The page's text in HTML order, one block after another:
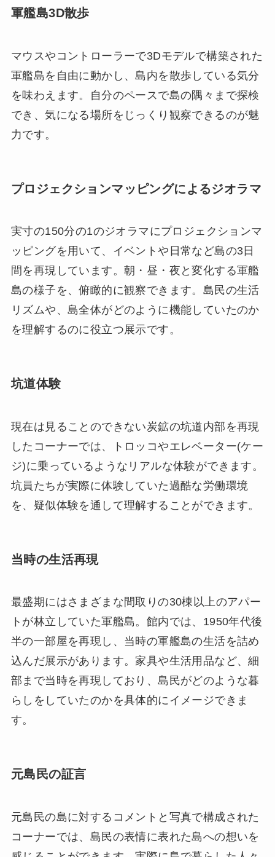
軍艦島3D散歩
マウスやコントローラーで3Dモデルで構築された
軍艦島を自由に動かし、島内を散歩している気分
を味わえます。自分のペースで島の隅々まで探検
でき、気になる場所をじっくり観察できるのが魅
力です。
プロジェクションマッピングによるジオラマ
実寸の150分の1のジオラマにプロジェクションマ
ッピングを用いて、イベントや日常など島の3日
間を再現しています。朝・昼・夜と変化する軍艦
島の様子を、俯瞰的に観察できます。島民の生活
リズムや、島全体がどのように機能していたのか
を理解するのに役立つ展示です。
坑道体験
現在は見ることのできない炭鉱の坑道内部を再現
したコーナーでは、トロッコやエレベーター(ケー
ジ)に乗っているようなリアルな体験ができます。
坑員たちが実際に体験していた過酷な労働環境
を、疑似体験を通して理解することができます。
当時の生活再現
最盛期にはさまざまな間取りの30棟以上のアパー
トが林立していた軍艦島。館内では、1950年代後
半の一部屋を再現し、当時の軍艦島の生活を詰め
込んだ展示があります。家具や生活用品など、細
部まで当時を再現しており、島民がどのような暮
らしをしていたのかを具体的にイメージできま
す。
元島民の証言
元島民の島に対するコメントと写真で構成された
コーナーでは、島民の表情に表れた島への想いを